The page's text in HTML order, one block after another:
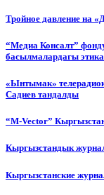
Тройное давление на
“Медиа Консалт”
басылмалардагы
«Ынтымак»
Садиев тандалды
“М-Vector”
Кыргызстандык
Кыргызстанские